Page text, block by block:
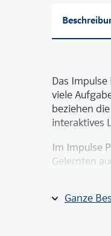
Ganze
Das
viele
beziehen
interaktives
Im Impulse
Gelernten
„Methoden-